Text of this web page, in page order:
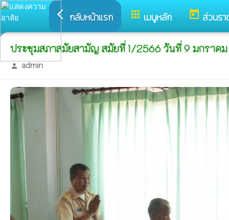
arrow_back_ios กลับหน้าแรก apps เมนูหลัก today ส่วนรา
ประชุมสภาสมัยสามัญ สมัยที่ 1/2566 วันที่ 9 มกราค
person admin